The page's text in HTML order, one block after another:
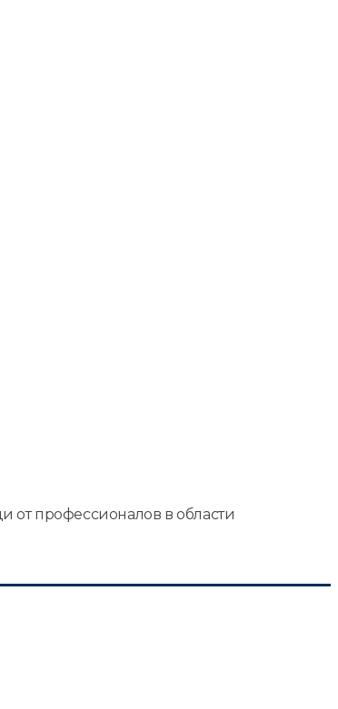
профессионалов в области